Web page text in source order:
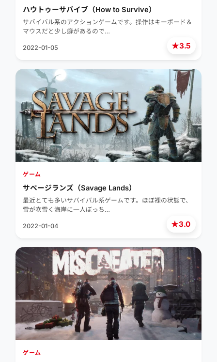
★3.5
ハウトゥーサバイブ（How to Survive）
サバイバル系のアクションゲームです。操作はキーボード＆
マウスだと少し癖があるので…
2022-01-05
★3.0
ゲーム
サベージランズ（Savage Lands）
最近とても多いサバイバル系ゲームです。ほぼ裸の状態で、
雪が吹雪く海岸に一人ぼっち…
2022-01-04
ゲーム